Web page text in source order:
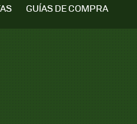
GUÍAS DE COMPRA